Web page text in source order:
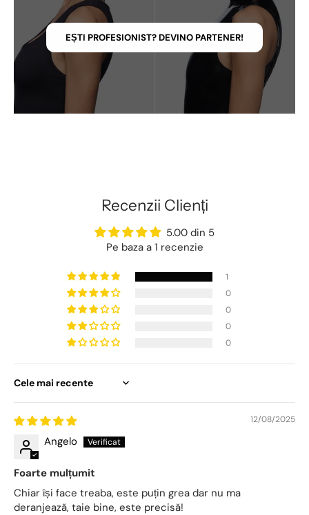
EȘTI PROFESIONIST? DEVINO PARTENER!
Recenzii Clienți
5.00 din 5
Pe baza a 1 recenzie
1
0
0
0
0
Sort by
12/08/2025
Angelo
Foarte mulțumit
Chiar își face treaba, este puțin grea dar nu ma
deranjează, taie bine, este precisă!